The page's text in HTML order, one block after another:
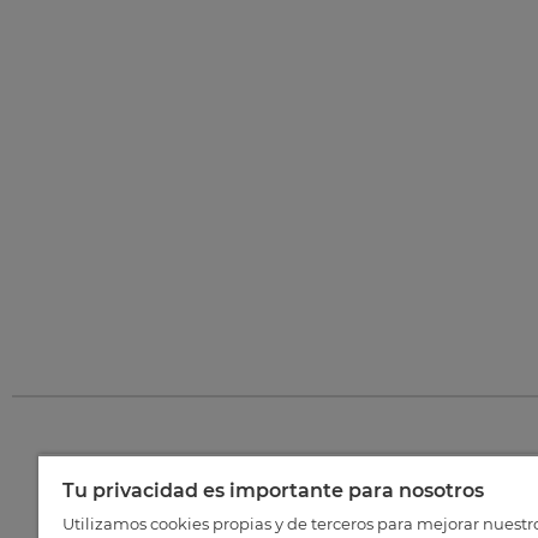
Tu privacidad es importante para nosotros
Utilizamos cookies propias y de terceros para mejorar